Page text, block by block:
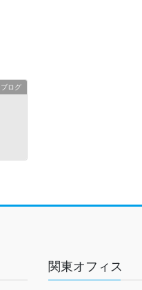
ログ
関東オフィス